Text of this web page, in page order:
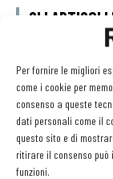
Per fornire le migliori
come i cookie per
consenso a queste
dati personali come il
questo sito e di
ritirare il consenso
funzioni.
GLI
Sogemi rafforza
tessera gratuita
29 Luglio 2026
Aperti per ferie.
vacanze (o da
31 Luglio 2026
Recensioni online,
modifiche alle